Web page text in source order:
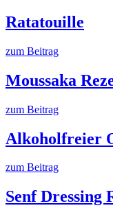
Ratatouille
zum Beitrag
Moussaka
zum Beitrag
Alkoholfreier
zum Beitrag
Senf Dressing